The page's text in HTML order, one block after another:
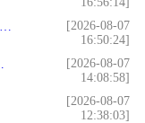
[2026-08-07
16:50:24]
[2026-08-07
14:08:58]
[2026-08-07
12:38:03]